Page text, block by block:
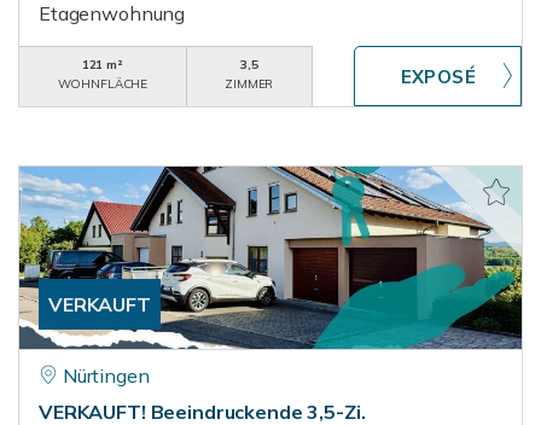
Etagenwohnung
121 m²
WOHNFLÄCHE
3,5
ZIMMER
VERKAUFT
Nürtingen
VERKAUFT! Beeindruckende 3,5-Zi.